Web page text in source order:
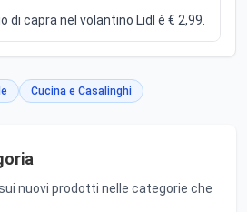
di capra nel volantino Lidl è € 2,99.
Cucina e Casalinghi
nuovi prodotti nelle categorie che